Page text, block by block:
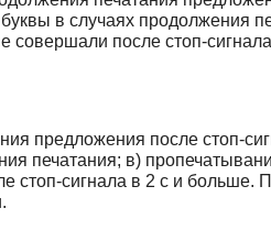
в случаях продолжения
после стоп-
предложения после стоп-
печатания; в)
стоп-сигнала в 2 с и больше.